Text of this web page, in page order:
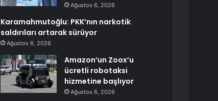
Ağustos 6, 2026
Karamahmutoğlu: PKK’nın narkotik
saldırıları artarak sürüyor
Ağustos 6, 2026
Amazon’un Zoox’u
ücretli robotaksi
hizmetine başlıyor
Ağustos 6, 2026